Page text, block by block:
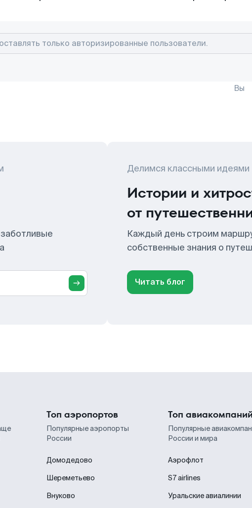
Вы
Делимся классными идеями
Истории и
от
Каждый день строим
собственные знания о
Читать блог
Топ аэропортов
Популярные аэропорты
России
Домодедово
Шереметьево
Внуково
Топ авиакомпаний
Популярные
России и мира
Аэрофлот
S7 airlines
Уральские авиалинии